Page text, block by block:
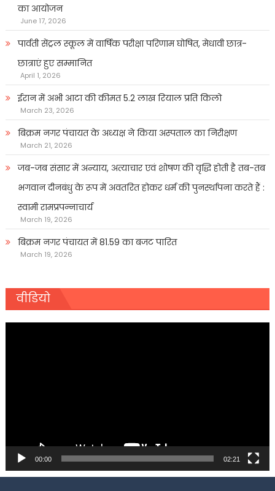
का आयोजन
June 17, 2026
पार्वती सेंट्रल स्कूल में वार्षिक परीक्षा परिणाम घोषित, मेधावी छात्र-
छात्राएं हुए सम्मानित
April 1, 2026
ईरान में अभी आटा की कीमत 5.2 लाख रियाल प्रति किलो
March 23, 2026
बिक्रम नगर पंचायत के अध्यक्ष ने किया अस्पताल का निरीक्षण
March 21, 2026
जब-जब संसार में अन्याय, अत्याचार एवं शोषण की वृद्धि होती है तब-तब
भगवान दीनबंधु के रूप में अवतरित होकर धर्म की पुनर्स्थापना करते हैं :
स्वामी रामप्रपन्नाचार्य
March 19, 2026
बिक्रम नगर पंचायत में 81.59 का बजट पारित
March 19, 2026
वीडियो
00:00 02:21